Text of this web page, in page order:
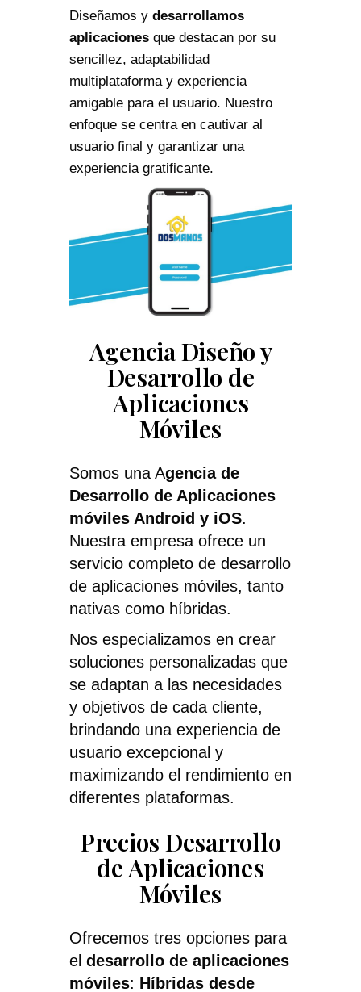
Diseñamos y desarrollamos
aplicaciones que destacan por su
sencillez, adaptabilidad
multiplataforma y experiencia
amigable para el usuario. Nuestro
enfoque se centra en cautivar al
usuario final y garantizar una
experiencia gratificante.
Agencia Diseño y
Desarrollo de
Aplicaciones
Móviles
Somos una Agencia de
Desarrollo de Aplicaciones
móviles Android y iOS.
Nuestra empresa ofrece un
servicio completo de desarrollo
de aplicaciones móviles, tanto
nativas como híbridas.
Nos especializamos en crear
soluciones personalizadas que
se adaptan a las necesidades
y objetivos de cada cliente,
brindando una experiencia de
usuario excepcional y
maximizando el rendimiento en
diferentes plataformas.
Precios Desarrollo
de Aplicaciones
Móviles
Ofrecemos tres opciones para
el desarrollo de aplicaciones
móviles: Híbridas desde